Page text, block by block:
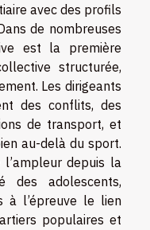
avec des profils
de nombreuses
est la première
structurée,
Les dirigeants
des conflits, des
de transport, et
au-delà du sport.
depuis la
des adolescents,
à l’épreuve le lien
populaires et